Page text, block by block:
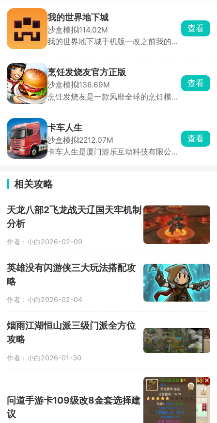
氛围。自由探索庞大的校园地图，体验
丰富而真实的日式校园生活，参加各种
比赛获得，与同学互动聊天、结伴行
动，体验从早到晚的完整校园流程。
我的世界地下城
沙盒模拟114.02M
我的世界地下城手机版一改之前我的世
此版本中都能遇见，还有许多熟悉的场
景都会逐一登场。游戏内的地图都是随
机生成的，冒险也充满了随机性，对抗
各种各样的怪物，收集足够的资源，探
查看
烹饪发烧友官方正版
沙盒模拟136.69M
烹饪发烧友是一款风靡全球的烹饪模拟
你的餐厅，根据顾客的订单需求制作各
种美味的食物，提供最好的服务去招待
每一位客人，不断地研究创新新的美
食，赚更多的钱，享受烹饪带来的乐
查看
卡车人生
沙盒模拟2212.07M
卡车人生是厦门游乐互动科技有限公司
到重型半挂等海量车型，穿越中国广阔
地图，完成数百种城市特产运输任务。
体验，动态天气、季节变化及复杂路况
一应俱全。
查看
相关攻略
天龙八部2飞龙战天辽国天牢机制
分析
作者：小白2026-02-09
英雄没有闪游侠三大玩法搭配攻
略
作者：小白2026-02-04
烟雨江湖恒山派三级门派全方位
攻略
作者：小白2026-01-30
问道手游卡109级改8金套选择建
议